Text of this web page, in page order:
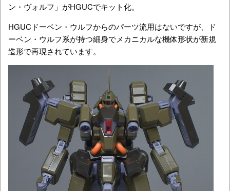
ン・ヴォルフ」がHGUCでキット化。
HGUCドーベン・ウルフからのパーツ流用はないですが、ド
ーベン・ウルフ系が持つ細身でメカニカルな機体形状が新規
造形で再現されています。